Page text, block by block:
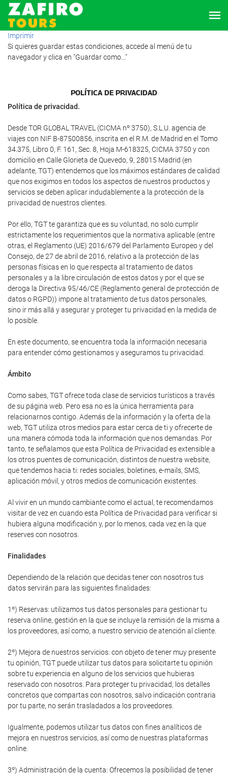
Imprimir
Si quieres guardar estas condiciones, accede al menú de tu
navegador y clica en "Guardar como..."
POLÍTICA DE PRIVACIDAD
Política de privacidad.
Desde TOR GLOBAL TRAVEL (CICMA nº 3750), S.L.U. agencia de
viajes con NIF B-87500856, inscrita en el R.M. de Madrid en el Tomo
34.375, Libro 0, F. 161, Sec. 8, Hoja M-618325, CICMA 3750 y con
domicilio en Calle Glorieta de Quevedo, 9, 28015 Madrid (en
adelante, TGT) entendemos que los máximos estándares de calidad
que nos exigimos en todos los aspectos de nuestros productos y
servicios se deben aplicar indudablemente a la protección de la
privacidad de nuestros clientes.
Por ello, TGT te garantiza que es su voluntad, no solo cumplir
estrictamente los requerimientos que la normativa aplicable (entre
otras, el Reglamento (UE) 2016/679 del Parlamento Europeo y del
Consejo, de 27 de abril de 2016, relativo a la protección de las
personas físicas en lo que respecta al tratamiento de datos
personales y a la libre circulación de estos datos y por el que se
deroga la Directiva 95/46/CE (Reglamento general de protección de
datos o RGPD)) impone al tratamiento de tus datos personales,
sino ir más allá y asegurar y proteger tu privacidad en la medida de
lo posible.
En este documento, se encuentra toda la información necesaria
para entender cómo gestionamos y aseguramos tu privacidad.
Ámbito
Como sabes, TGT ofrece toda clase de servicios turísticos a través
de su página web. Pero esa no es la única herramienta para
relacionarnos contigo. Además de la información y la oferta de la
web, TGT utiliza otros medios para estar cerca de ti y ofrecerte de
una manera cómoda toda la información que nos demandas. Por
tanto, te señalamos que esta Política de Privacidad es extensible a
los otros puentes de comunicación, distintos de nuestra website,
que tendemos hacia ti: redes sociales, boletines, e-mails, SMS,
aplicación móvil, y otros medios de comunicación existentes.
Al vivir en un mundo cambiante como el actual, te recomendamos
visitar de vez en cuando esta Política de Privacidad para verificar si
hubiera alguna modificación y, por lo menos, cada vez en la que
reserves con nosotros.
Finalidades
Dependiendo de la relación que decidas tener con nosotros tus
datos servirán para las siguientes finalidades:
1º) Reservas: utilizamos tus datos personales para gestionar tu
reserva online, gestión en la que se incluye la remisión de la misma a
los proveedores, así como, a nuestro servicio de atención al cliente.
2º) Mejora de nuestros servicios: con objeto de tener muy presente
tu opinión, TGT puede utilizar tus datos para solicitarte tu opinión
sobre tu experiencia en alguno de los servicios que hubieras
reservado con nosotros. Para proteger tu privacidad, los detalles
concretos que compartas con nosotros, salvo indicación contraria
por tu parte, no serán trasladados a los proveedores.
Igualmente, podemos utilizar tus datos con fines analíticos de
mejora en nuestros servicios, así como de nuestras plataformas
online.
3º) Administración de la cuenta: Ofrecemos la posibilidad de tener